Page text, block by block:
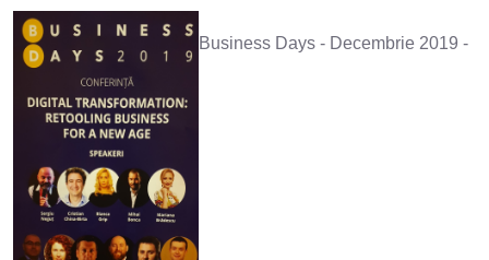
Business Days - Decembrie 2019 -